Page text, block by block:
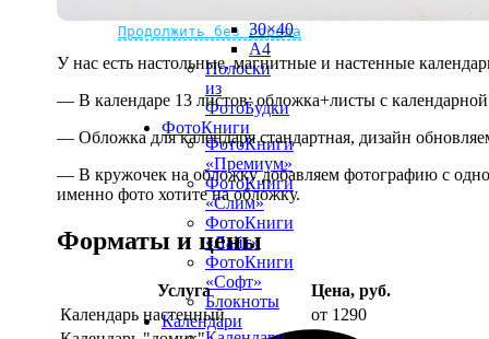
Продолжить без города
30×40
A4
Полоски
из
ФотоБудки
ФотоКниги
ФотоКниги
«Премиум»
ФотоКниги
«Слим»
ФотоКниги
«Лайт»
ФотоКниги
«Софт»
Блокноты
Календари
У нас есть настольные, магнитные и настенные
— В календаре 13 листов: обложка+листы с календарной
— Обложка для календаря стандартная, дизайн
— В кружочек на обложку добавляем фотографию с
именно фото хотите на обложку.
Форматы и цены
Услуга
Цена, руб.
Календарь настенный
от 1290